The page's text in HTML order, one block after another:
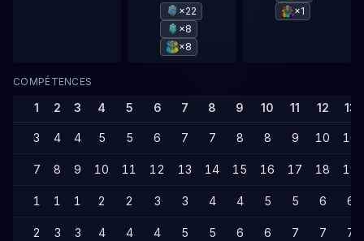
×22
×8
×8
×1
COMPÉTENCES
1 2 3 4 5 6 7 8 9 10 11 12 13
3 4 4 5 5 6 7 7 8 8 9 10 10
7 8 9 10 11 12 13 14 15 16 17 18 19
1 1 1 2 2 3 3 4 4 5 5 6 6
2 3 3 4 4 4 5 5 6 6 7 7 7